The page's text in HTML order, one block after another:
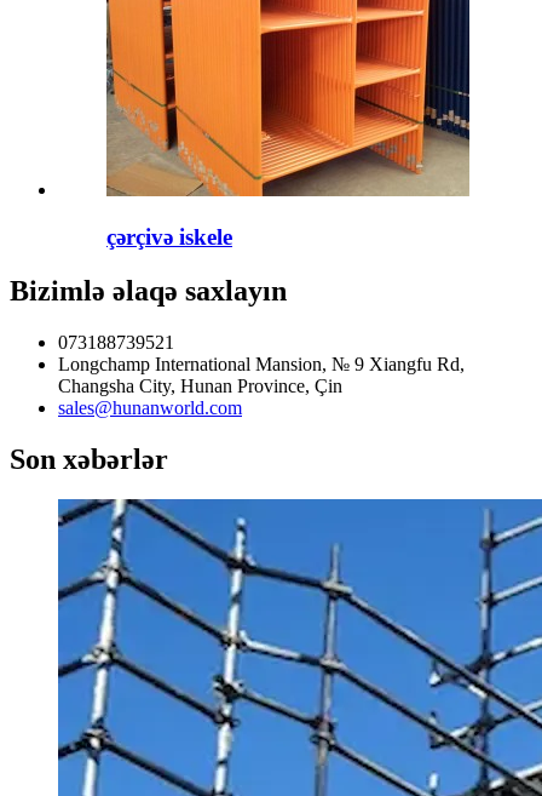
çərçivə iskele
Bizimlə əlaqə saxlayın
073188739521
Longchamp International Mansion, № 9 Xiangfu Rd,
Changsha City, Hunan Province, Çin
sales@hunanworld.com
Son xəbərlər